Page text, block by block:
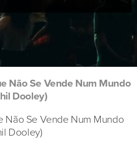
Não Se Vende Num Mundo
Dooley)
Não Se Vende Num Mundo
Dooley)